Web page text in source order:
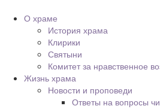
О храме
История храма
Клирики
Святыни
Комитет за нравственное
Жизнь храма
Новости и проповеди
Ответы на вопросы